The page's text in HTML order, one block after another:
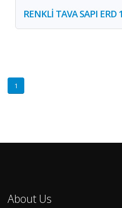
RENKLİ TAVA SAPI ERD
1
About Us